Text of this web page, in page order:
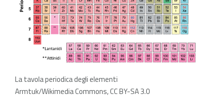
La tavola periodica degli elementi
Armtuk/Wikimedia Commons, CC BY-SA 3.0